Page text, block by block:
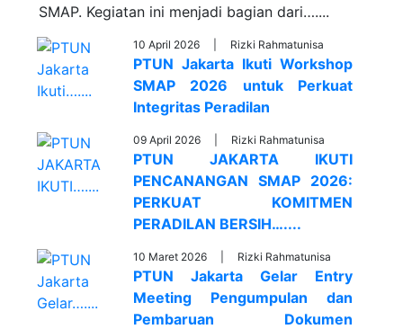
SMAP. Kegiatan ini menjadi bagian dari…....
10 April 2026 | Rizki Rahmatunisa
PTUN Jakarta Ikuti Workshop
SMAP 2026 untuk Perkuat
Integritas Peradilan
09 April 2026 | Rizki Rahmatunisa
PTUN JAKARTA IKUTI
PENCANANGAN SMAP 2026:
PERKUAT KOMITMEN
PERADILAN BERSIH…....
10 Maret 2026 | Rizki Rahmatunisa
PTUN Jakarta Gelar Entry
Meeting Pengumpulan dan
Pembaruan Dokumen